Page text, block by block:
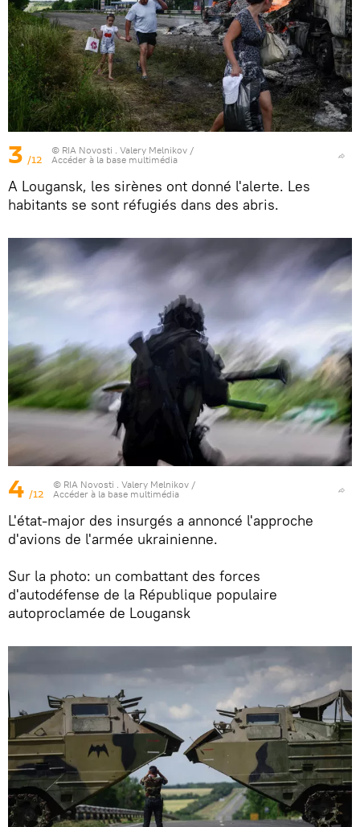
3 /12
© RIA Novosti . Valery Melnikov /
Accéder à la base multimédia
A Lougansk, les sirènes ont donné l'alerte. Les
habitants se sont réfugiés dans des abris.
4 /12
© RIA Novosti . Valery Melnikov /
Accéder à la base multimédia
L'état-major des insurgés a annoncé l'approche
d'avions de l'armée ukrainienne.
Sur la photo: un combattant des forces
d'autodéfense de la République populaire
autoproclamée de Lougansk